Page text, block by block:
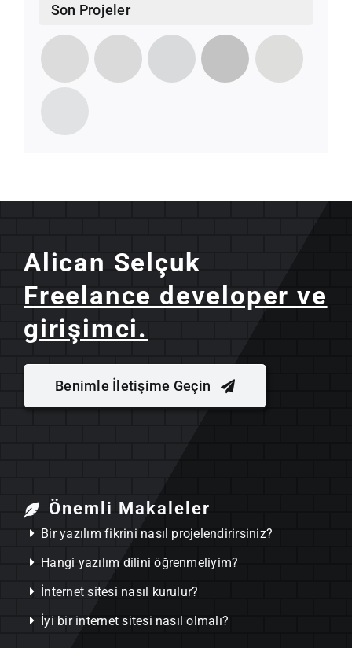
Son Projeler
Alican Selçuk
Freelance developer ve
girişimci.
Benimle İletişime Geçin
Önemli Makaleler
Bir yazılım fikrini nasıl projelendirirsiniz?
Hangi yazılım dilini öğrenmeliyim?
İnternet sitesi nasıl kurulur?
İyi bir internet sitesi nasıl olmalı?